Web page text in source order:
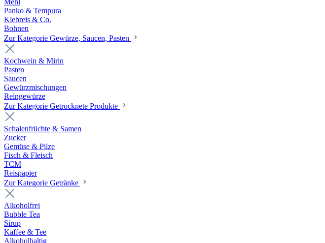
Mehl
Panko & Tempura
Klebreis & Co.
Bohnen
Zur Kategorie Gewürze, Saucen, Pasten
Kochwein & Mirin
Pasten
Saucen
Gewürzmischungen
Reingewürze
Zur Kategorie Getrocknete Produkte
Schalenfrüchte & Samen
Zucker
Gemüse & Pilze
Fisch & Fleisch
TCM
Reispapier
Zur Kategorie Getränke
Alkoholfrei
Bubble Tea
Sirup
Kaffee & Tee
Alkoholhaltig